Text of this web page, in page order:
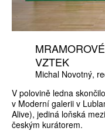
VZTEK
Michal Novotný
V polovině ledna
v Moderní galerii v
Alive), jediná loňská
českým kurátorem.